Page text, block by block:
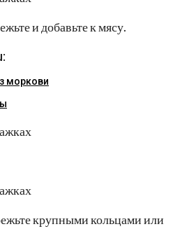
и добавьте к мясу.
моркови
крупными кольцами или